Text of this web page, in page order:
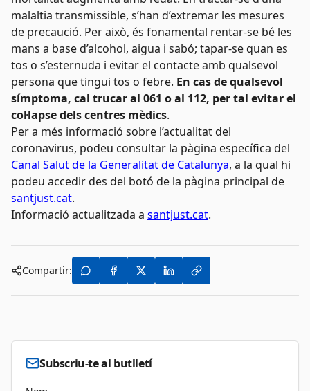
malaltia transmissible, s’han d’extremar les mesures
de precaució. Per això, és fonamental rentar-se bé les
mans a base d’alcohol, aigua i sabó; tapar-se quan es
tos o s’esternuda i evitar el contacte amb qualsevol
persona que tingui tos o febre. En cas de qualsevol
símptoma, cal trucar al 061 o al 112, per tal evitar el
col·lapse dels centres mèdics.
Per a més informació sobre l’actualitat del
coronavirus, podeu consultar la pàgina específica del
Canal Salut de la Generalitat de Catalunya, a la qual hi
podeu accedir des del botó de la pàgina principal de
santjust.cat.
Informació actualitzada a santjust.cat.
Compartir:
Subscriu-te al butlletí